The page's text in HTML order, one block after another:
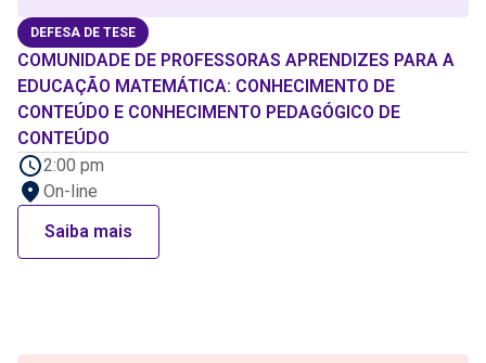
DEFESA DE TESE
COMUNIDADE DE PROFESSORAS APRENDIZES PARA A
EDUCAÇÃO MATEMÁTICA: CONHECIMENTO DE
CONTEÚDO E CONHECIMENTO PEDAGÓGICO DE
CONTEÚDO
2:00 pm
On-line
Saiba mais